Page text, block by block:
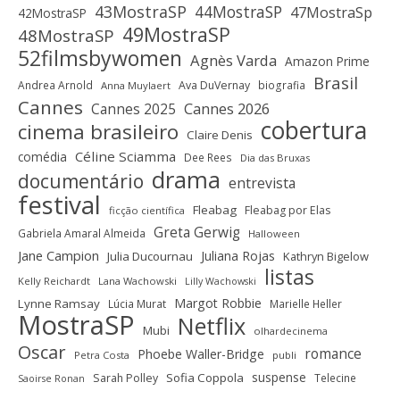
42MostraSP 43MostraSP 44MostraSP 47MostraSp
48MostraSP 49MostraSP
52filmsbywomen Agnès Varda Amazon Prime
Andrea Arnold Anna Muylaert Ava DuVernay biografia Brasil
Cannes Cannes 2025 Cannes 2026
cinema brasileiro Claire Denis cobertura
comédia Céline Sciamma Dee Rees Dia das Bruxas
documentário drama entrevista
festival ficção científica Fleabag Fleabag por Elas
Gabriela Amaral Almeida Greta Gerwig Halloween
Jane Campion Julia Ducournau Juliana Rojas Kathryn Bigelow
Kelly Reichardt Lana Wachowski Lilly Wachowski listas
Lynne Ramsay Lúcia Murat Margot Robbie Marielle Heller
MostraSP Mubi Netflix olhardecinema
Oscar Petra Costa Phoebe Waller-Bridge publi romance
Saoirse Ronan Sarah Polley Sofia Coppola suspense Telecine